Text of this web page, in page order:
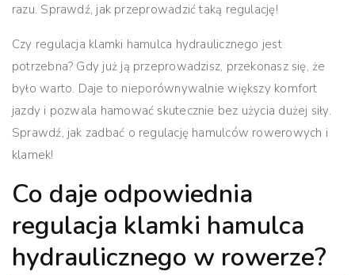
razu. Sprawdź, jak przeprowadzić taką regulację!
Czy regulacja klamki hamulca hydraulicznego jest
potrzebna? Gdy już ją przeprowadzisz, przekonasz się, że
było warto. Daje to nieporównywalnie większy komfort
jazdy i pozwala hamować skutecznie bez użycia dużej siły.
Sprawdź, jak zadbać o regulację hamulców rowerowych i
klamek!
Co daje odpowiednia
regulacja klamki hamulca
hydraulicznego w rowerze?